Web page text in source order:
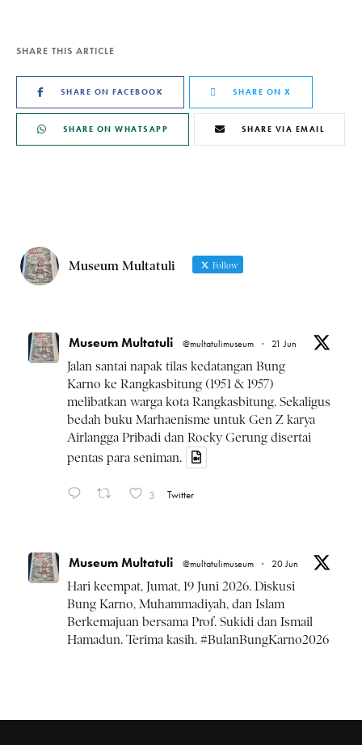
SHARE THIS ARTICLE
SHARE ON FACEBOOK SHARE ON X
SHARE ON WHATSAPP SHARE VIA EMAIL
Museum Multatuli Follow
Museum Multatuli @multatulimuseum · 21 Jun
Jalan santai napak tilas kedatangan Bung
Karno ke Rangkasbitung (1951 & 1957)
melibatkan warga kota Rangkasbitung. Sekaligus
bedah buku Marhaenisme untuk Gen Z karya
Airlangga Pribadi dan Rocky Gerung disertai
pentas para seniman.
3 Twitter
Museum Multatuli @multatulimuseum · 20 Jun
Hari keempat, Jumat, 19 Juni 2026. Diskusi
Bung Karno, Muhammadiyah, dan Islam
Berkemajuan bersama Prof. Sukidi dan Ismail
Hamadun. Terima kasih. #BulanBungKarno2026